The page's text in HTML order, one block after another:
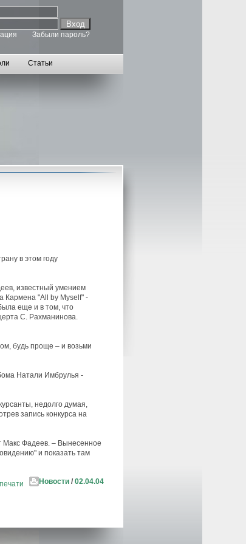
Забыли пароль?
Статьи
в этом году
известный умением
Кармена "All by Myself" -
еще и в том, что
С. Рахманинова.
будь проще – и возьми
Натали Имбрулья -
недолго думая,
запись конкурса на
Макс Фадеев. – Вынесенное
и показать там
Новости / 02.04.04